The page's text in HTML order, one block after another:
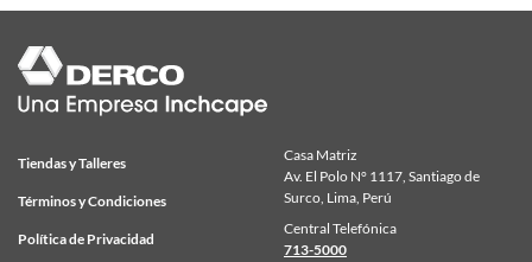
Tiendas y Talleres
Términos y Condiciones
Política de Privacidad
Casa Matriz
Av. El Polo N° 1117, Santiago de
Surco, Lima, Perú
Central Telefónica
713-5000